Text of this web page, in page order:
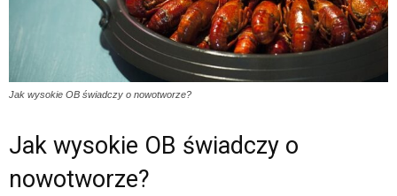
Jak wysokie OB świadczy o nowotworze?
Jak wysokie OB świadczy o
nowotworze?